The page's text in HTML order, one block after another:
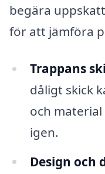
begära
för att jämföra
Trappans
dåligt skick
och
igen.
Design och